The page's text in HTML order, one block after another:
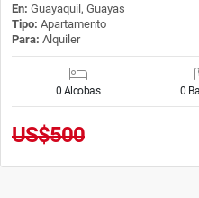
En: Guayaquil, Guayas
Tipo: Apartamento
Para: Alquiler
0 Alcobas 0
US$500